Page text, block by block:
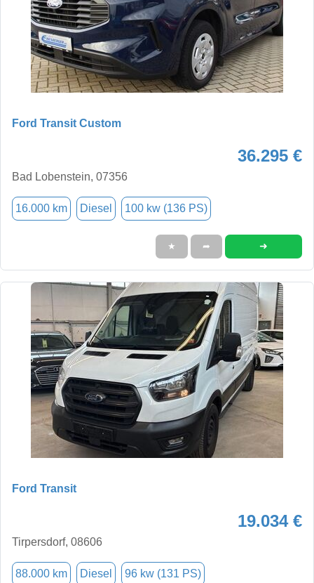
Ford Transit Custom
36.295 €
Bad Lobenstein, 07356
16.000 km Diesel 100 kw (136 PS)
★ ➦ ➜
Ford Transit
19.034 €
Tirpersdorf, 08606
88.000 km Diesel 96 kw (131 PS)